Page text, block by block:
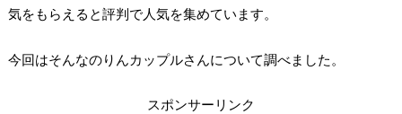
気をもらえると評判で人気を集めています。
今回はそんなのりんカップルさんについて調べました。
スポンサーリンク